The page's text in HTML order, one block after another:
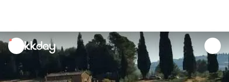
unread
notifications